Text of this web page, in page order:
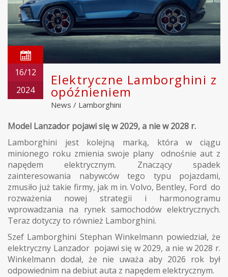
16/12
2024
Elektryczne Lamborghini z
opóźnieniem
News / Lamborghini
Model Lanzador pojawi się w 2029, a nie w 2028 r.
Lamborghini jest kolejną marką, która w ciągu
minionego roku zmienia swoje plany odnośnie aut z
napędem elektrycznym. Znaczący spadek
zainteresowania nabywców tego typu pojazdami,
zmusiło już takie firmy, jak m in. Volvo, Bentley, Ford do
rozważenia nowej strategii i harmonogramu
wprowadzania na rynek samochodów elektrycznych.
Teraz dotyczy to również Lamborghini.
Szef Lamborghini Stephan Winkelmann powiedział, że
elektryczny Lanzador pojawi się w 2029, a nie w 2028 r.
Winkelmann dodał, że nie uważa aby 2026 rok był
odpowiednim na debiut auta z napędem elektrycznym.